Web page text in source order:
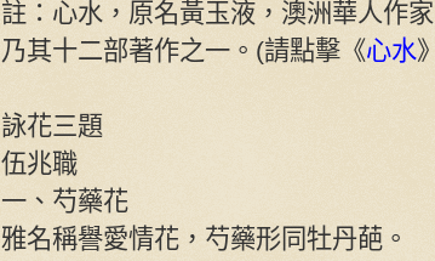
註：心水，原名黃玉液，澳洲華人作
乃其十二部著作之一。(請點擊《心水
詠花三題
伍兆職
一、芍藥花
雅名稱譽愛情花，芍藥形同牡丹葩。